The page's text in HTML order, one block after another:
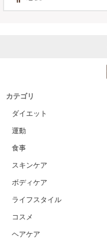
カテゴリ
ダイエット
運動
食事
スキンケア
ボディケア
ライフスタイル
コスメ
ヘアケア